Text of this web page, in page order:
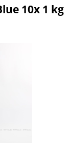
10x 1 kg